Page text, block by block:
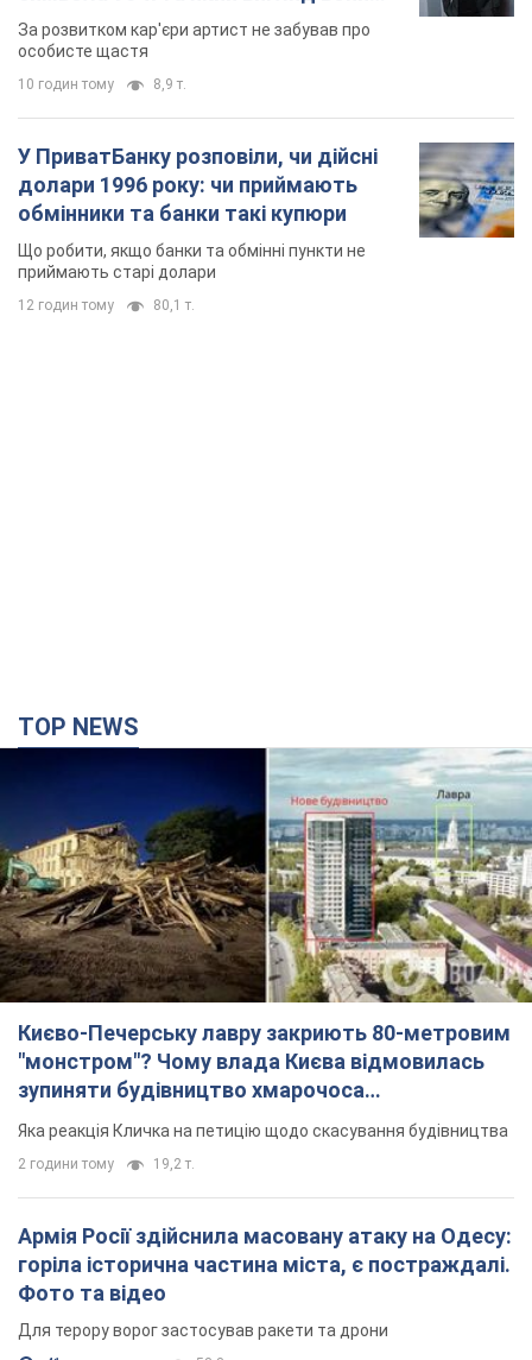
приймають старі долари
Києво-Печерську лавру закриють 80-метровим
"монстром"? Чому влада Києва відмовилась
зупиняти будівництво хмарочоса
"московського вірянина"
Яка реакція Кличка на петицію щодо скасування будівництва
2 години тому 19,2 т.
Армія Росії здійснила масовану атаку на Одесу:
горіла історична частина міста, є постраждалі.
Фото та відео
Для терору ворог застосував ракети та дрони
41 хвилину тому 53,3 т.
МЗС Болгарії викликало українського посла
через інцидент із дроном: що сталося
Бесіда відбудеться 10 серпня
2 години тому